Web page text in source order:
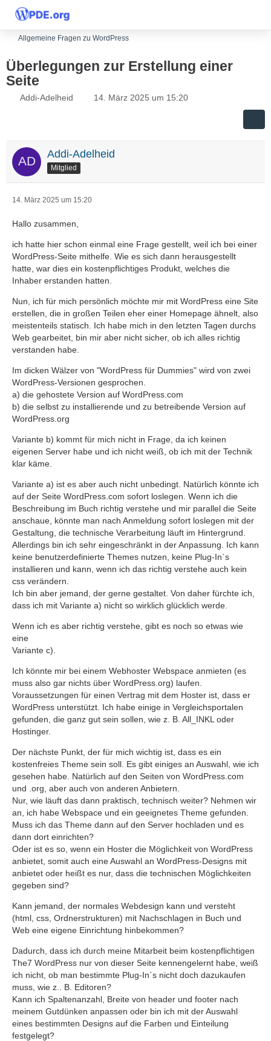
Allgemeine Fragen zu WordPress
Überlegungen zur Erstellung einer
Seite
Addi-Adelheid 14. März 2025 um 15:20
Addi-Adelheid
Mitglied
14. März 2025 um 15:20
Hallo zusammen,
ich hatte hier schon einmal eine Frage gestellt, weil ich bei einer
WordPress-Seite mithelfe. Wie es sich dann herausgestellt
hatte, war dies ein kostenpflichtiges Produkt, welches die
Inhaber erstanden hatten.
Nun, ich für mich persönlich möchte mir mit WordPress eine Site
erstellen, die in großen Teilen eher einer Homepage ähnelt, also
meistenteils statisch. Ich habe mich in den letzten Tagen durchs
Web gearbeitet, bin mir aber nicht sicher, ob ich alles richtig
verstanden habe.
Im dicken Wälzer von "WordPress für Dummies" wird von zwei
WordPress-Versionen gesprochen.
a) die gehostete Version auf WordPress.com
b) die selbst zu installierende und zu betreibende Version auf
WordPress.org
Variante b) kommt für mich nicht in Frage, da ich keinen
eigenen Server habe und ich nicht weiß, ob ich mit der Technik
klar käme.
Variante a) ist es aber auch nicht unbedingt. Natürlich könnte ich
auf der Seite WordPress.com sofort loslegen. Wenn ich die
Beschreibung im Buch richtig verstehe und mir parallel die Seite
anschaue, könnte man nach Anmeldung sofort loslegen mit der
Gestaltung, die technische Verarbeitung läuft im Hintergrund.
Allerdings bin ich sehr eingeschränkt in der Anpassung. Ich kann
keine benutzerdefinierte Themes nutzen, keine Plug-In`s
installieren und kann, wenn ich das richtig verstehe auch kein
css verändern.
Ich bin aber jemand, der gerne gestaltet. Von daher fürchte ich,
dass ich mit Variante a) nicht so wirklich glücklich werde.
Wenn ich es aber richtig verstehe, gibt es noch so etwas wie
eine
Variante c).
Ich könnte mir bei einem Webhoster Webspace anmieten (es
muss also gar nichts über WordPress.org) laufen.
Voraussetzungen für einen Vertrag mit dem Hoster ist, dass er
WordPress unterstützt. Ich habe einige in Vergleichsportalen
gefunden, die ganz gut sein sollen, wie z. B. All_INKL oder
Hostinger.
Der nächste Punkt, der für mich wichtig ist, dass es ein
kostenfreies Theme sein soll. Es gibt einiges an Auswahl, wie ich
gesehen habe. Natürlich auf den Seiten von WordPress.com
und .org, aber auch von anderen Anbietern.
Nur, wie läuft das dann praktisch, technisch weiter? Nehmen wir
an, ich habe Webspace und ein geeignetes Theme gefunden.
Muss ich das Theme dann auf den Server hochladen und es
dann dort einrichten?
Oder ist es so, wenn ein Hoster die Möglichkeit von WordPress
anbietet, somit auch eine Auswahl an WordPress-Designs mit
anbietet oder heißt es nur, dass die technischen Möglichkeiten
gegeben sind?
Kann jemand, der normales Webdesign kann und versteht
(html, css, Ordnerstrukturen) mit Nachschlagen in Buch und
Web eine eigene Einrichtung hinbekommen?
Dadurch, dass ich durch meine Mitarbeit beim kostenpflichtigen
The7 WordPress nur von dieser Seite kennengelernt habe, weiß
ich nicht, ob man bestimmte Plug-In`s nicht doch dazukaufen
muss, wie z.. B. Editoren?
Kann ich Spaltenanzahl, Breite von header und footer nach
meinem Gutdünken anpassen oder bin ich mit der Auswahl
eines bestimmten Designs auf die Farben und Einteilung
festgelegt?